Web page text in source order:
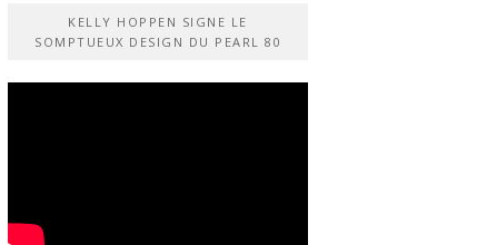
KELLY HOPPEN SIGNE LE
SOMPTUEUX DESIGN DU PEARL 80